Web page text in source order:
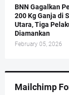
BNN Gagalkan
200 Kg Ganja di
Utara, Tiga
Diamankan
February 05, 2026
Mailchimp